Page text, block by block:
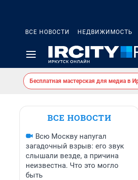
ВСЕ НОВОСТИ НЕДВИЖИМОСТЬ
Бесплатная мастерская для медиа в
ВСЕ НОВОСТИ
Всю Москву напугал
загадочный взрыв: его звук
слышали везде, а причина
неизвестна. Что это могло
быть